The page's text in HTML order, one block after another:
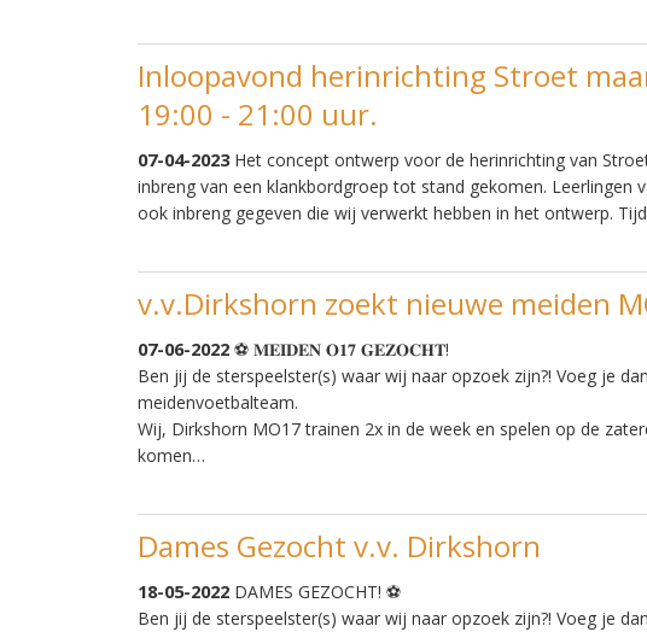
Inloopavond herinrichting Stroet
19:00 - 21:00 uur.
07-04-2023Het concept ontwerp voor de herinrichting van
inbreng van een klankbordgroep tot stand gekomen. Leerlingen
ook inbreng gegeven die wij verwerkt hebben in het ontwerp.
v.v.Dirkshorn zoekt nieuwe meiden
07-06-2022 ⚽ 𝐌𝐄𝐈𝐃𝐄𝐍 𝐎𝟏𝟕 𝐆𝐄𝐙𝐎𝐂𝐇𝐓!
Ben jij de sterspeelster(s) waar wij naar opzoek zijn?! Voeg je
meidenvoetbalteam.
Wij, Dirkshorn MO17 trainen 2x in de week en spelen op de
komen…
Dames Gezocht v.v. Dirkshorn
18-05-2022 DAMES GEZOCHT! ⚽
Ben jij de sterspeelster(s) waar wij naar opzoek zijn?! Voeg je